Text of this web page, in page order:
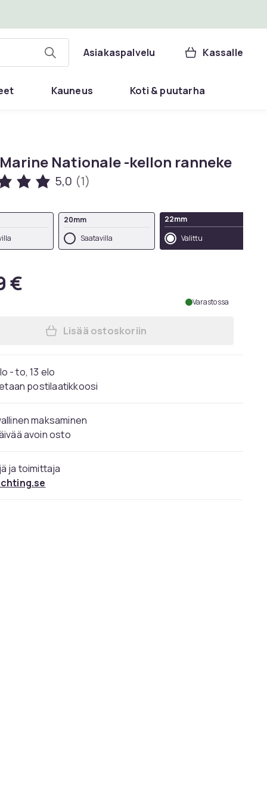
Asiakaspalvelu Kassalle
Kauneus Koti & puutarha
Nationale -kellon ranneke
5,0 (1)
20mm
Saatavilla
22mm
Valittu
€
Varastossa
Lisää Khaki Marine Nationale -
Lisää ostoskoriin
- to, 13 elo
postilaatikkoosi
maksaminen
avoin osto
ja toimittaja